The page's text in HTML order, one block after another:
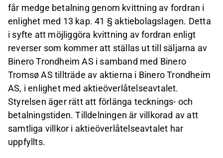
får medge betalning genom kvittning av fordran i
enlighet med 13 kap. 41 § aktiebolagslagen. Detta
i syfte att möjliggöra kvittning av fordran enligt
reverser som kommer att ställas ut till säljarna av
Binero Trondheim AS i samband med Binero
Tromsø AS tillträde av aktierna i Binero Trondheim
AS, i enlighet med aktieöverlåtelseavtalet.
Styrelsen äger rätt att förlänga tecknings- och
betalningstiden. Tilldelningen är villkorad av att
samtliga villkor i aktieöverlåtelseavtalet har
uppfyllts.